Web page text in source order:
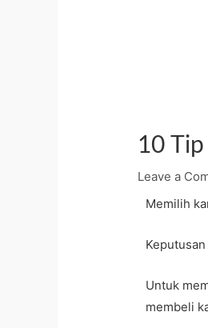
10
Leave a
Memilih
Untuk
membeli